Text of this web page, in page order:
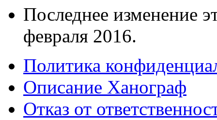
Последнее изменение
февраля 2016.
Политика
Описание Ханограф
Отказ от